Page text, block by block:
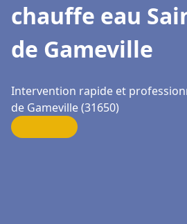
chauffe eau
de Gameville
Intervention rapide et
de Gameville (31650)